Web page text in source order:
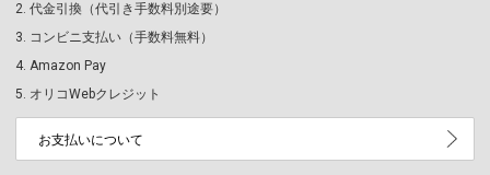
代金引換（代引き手数料別途要）
コンビニ支払い（手数料無料）
Amazon Pay
オリコWebクレジット
お支払いについて